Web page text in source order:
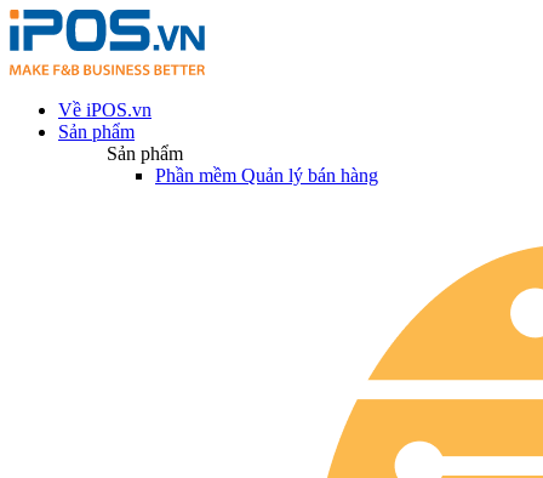
Về iPOS.vn
Sản phẩm
Sản phẩm
Phần mềm Quản lý bán hàng